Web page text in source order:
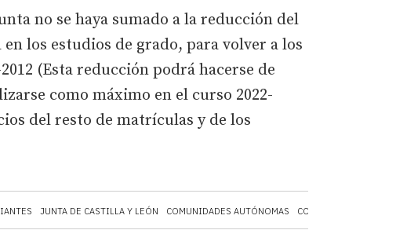
JUNTA DE CASTILLA Y LEÓN COMUNIDADES AUTÓNOMAS COMUNIDAD
no se haya sumado a la reducción del
los estudios de grado, para volver a los
(Esta reducción podrá hacerse de
como máximo en el curso 2022-
del resto de matrículas y de los